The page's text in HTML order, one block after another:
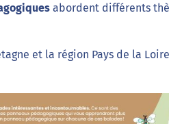
abordent différents
et la région Pays de la